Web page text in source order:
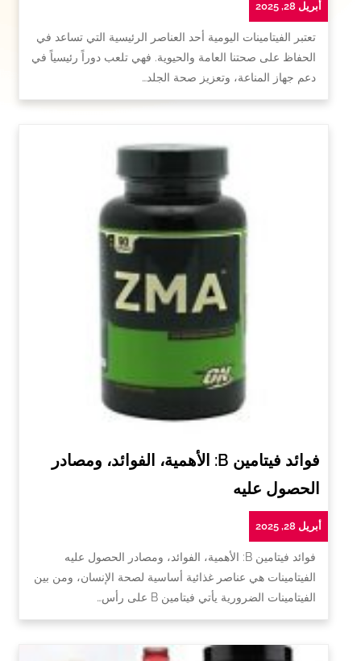
أبريل 28, 2025
تعتبر الفيتامينات اليومية أحد العناصر الرئيسية التي تساعد في
الحفاظ على صحتنا العامة والحيوية. فهي تلعب دوراً رئيسياً في
دعم جهاز المناعة، وتعزيز صحة الجلد…
فوائد فيتامين B: الأهمية، الفوائد، ومصادر
الحصول عليه
أبريل 28, 2025
فوائد فيتامين B: الأهمية، الفوائد، ومصادر الحصول عليه
الفيتامينات هي عناصر غذائية أساسية لصحة الإنسان، ومن بين
الفيتامينات الضرورية يأتي فيتامين B على رأس…